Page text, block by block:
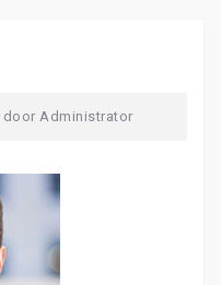
door Administrator